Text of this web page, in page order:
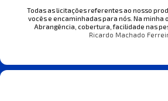
Todas as licitações referentes ao nosso
vocês e encaminhadas para nós. Na minha
Abrangência, cobertura, facilidade nas
Ricardo Machado